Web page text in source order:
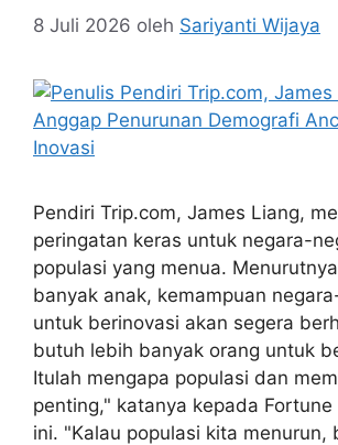
8 Juli 2026 oleh Sariyanti Wijaya
Pendiri Trip.com, James Liang,
peringatan keras untuk negara-
populasi yang menua.
banyak anak, kemampuan
untuk berinovasi akan segera
butuh lebih banyak orang untuk
Itulah mengapa populasi dan
penting," katanya kepada
ini. "Kalau populasi kita menurun,